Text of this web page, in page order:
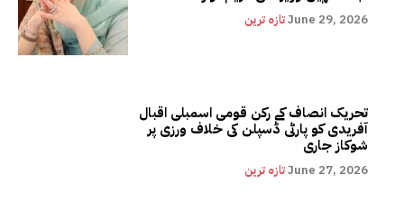
تازہ ترینJune 29, 2026
تحریک انصاف کے رکن قومی اسمبلی اقبال
آفریدی کو پارٹی ڈسپلن کی خلاف ورزی پر
شوکاز جاری
تازہ ترینJune 27, 2026